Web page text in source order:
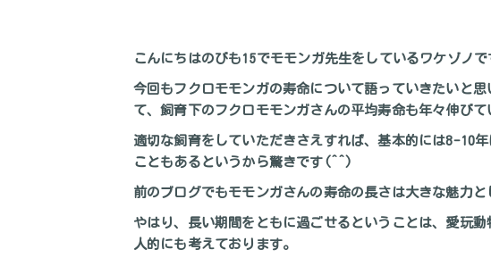
こんにちはのびも15でモモンガ先生をしているワケゾノで
今回もフクロモモンガの寿命について語っていきたいと
て、飼育下のフクロモモンガさんの平均寿命も年々伸びて
適切な飼育をしていただきさえすれば、基本的には8-10
こともあるというから驚きです(^^)
前のブログでもモモンガさんの寿命の長さは大きな魅力と
やはり、長い期間をともに過ごせるということは、愛玩
人的にも考えております。